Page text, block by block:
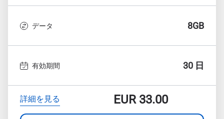
データ 8GB
有効期間 30 日
詳細を見る EUR33.00